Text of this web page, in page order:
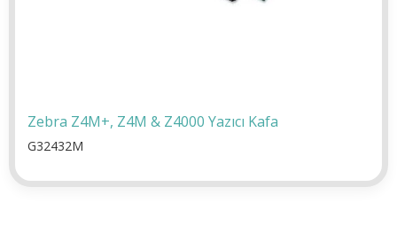
Zebra Z4M+, Z4M & Z4000 Yazıcı Kafa
G32432M